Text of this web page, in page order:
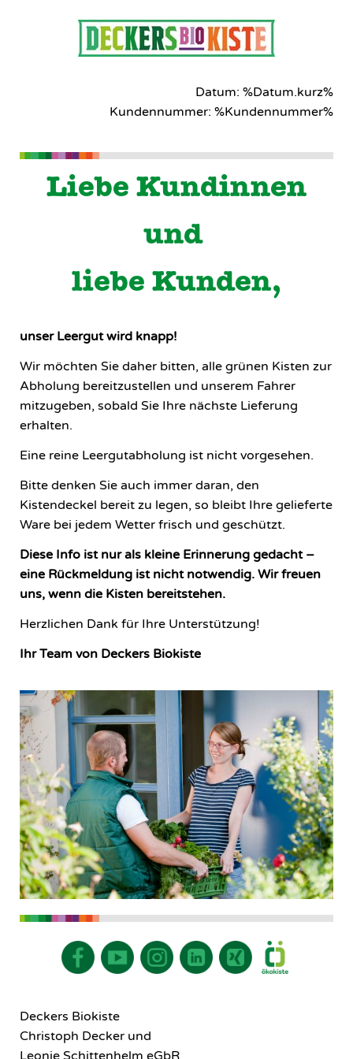
Datum: %Datum.kurz%
Kundennummer: %Kundennummer%
Liebe Kundinnen
und
liebe Kunden,
unser Leergut wird knapp!
Wir möchten Sie daher bitten, alle grünen Kisten zur
Abholung bereitzustellen und unserem Fahrer
mitzugeben, sobald Sie Ihre nächste Lieferung
erhalten.
Eine reine Leergutabholung ist nicht vorgesehen.
Bitte denken Sie auch immer daran, den
Kistendeckel bereit zu legen, so bleibt Ihre gelieferte
Ware bei jedem Wetter frisch und geschützt.
Diese Info ist nur als kleine Erinnerung gedacht –
eine Rückmeldung ist nicht notwendig. Wir freuen
uns, wenn die Kisten bereitstehen.
Herzlichen Dank für Ihre Unterstützung!
Ihr Team von Deckers Biokiste
Deckers Biokiste
Christoph Decker und
Leonie Schittenhelm eGbR